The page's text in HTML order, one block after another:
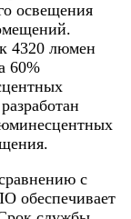
освещения
4320 люмен
60%
с
обеспечивает